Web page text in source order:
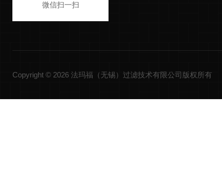
微信扫一扫
Copyright © 2026 法玛福（无锡）过滤技术有限公司版权所有